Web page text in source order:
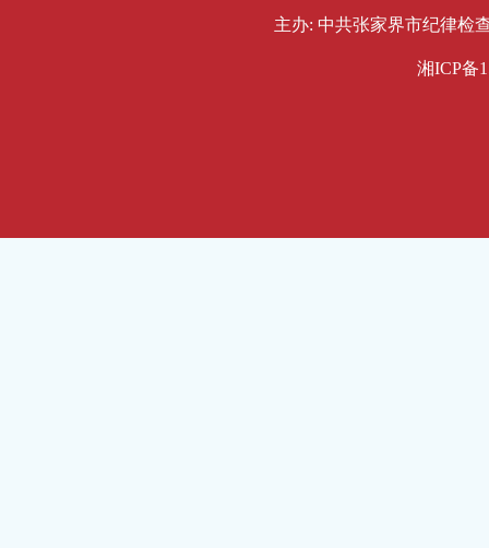
主办: 中共张家界市纪律检
湘ICP备